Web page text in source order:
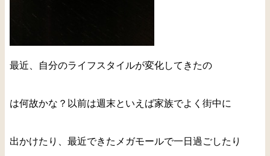
最近、自分のライフスタイルが変化してきたの
は何故かな？以前は週末といえば家族でよく街中に
出かけたり、最近できたメガモールで一日過ごしたり